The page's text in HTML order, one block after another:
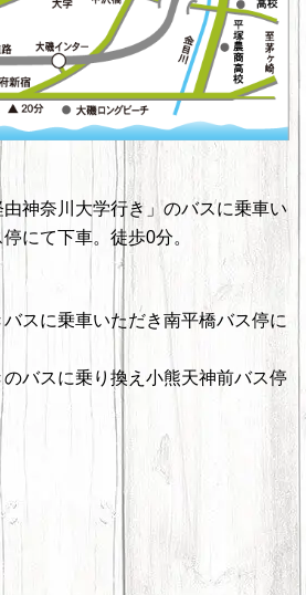
神奈川大学行き」のバスに乗車い
にて下車。徒歩0分。
スに乗車いただき南平橋バス停に
バスに乗り換え小熊天神前バス停